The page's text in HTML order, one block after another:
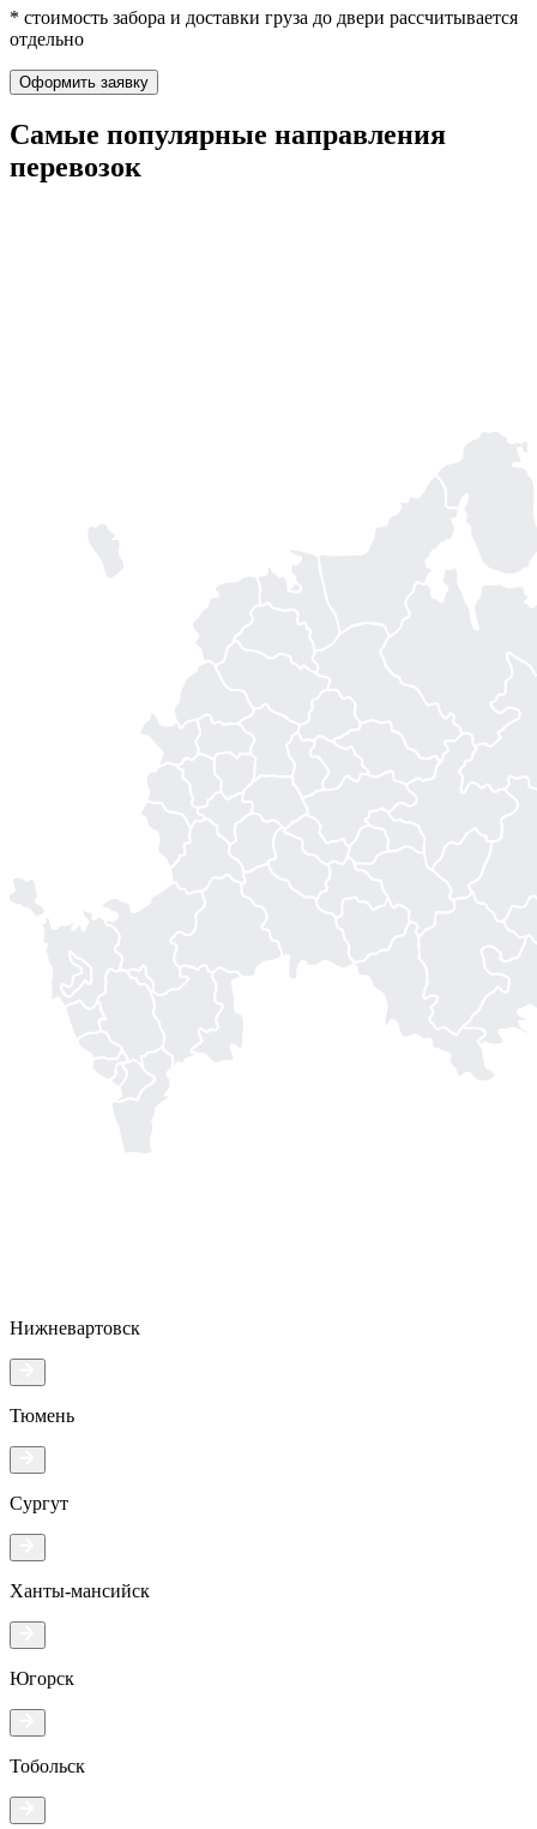
* стоимость забора и доставки груза до двери рассчитывается
отдельно
Оформить заявку
Самые популярные направления
перевозок
Нижневартовск
Тюмень
Сургут
Ханты-мансийск
Югорск
Тобольск